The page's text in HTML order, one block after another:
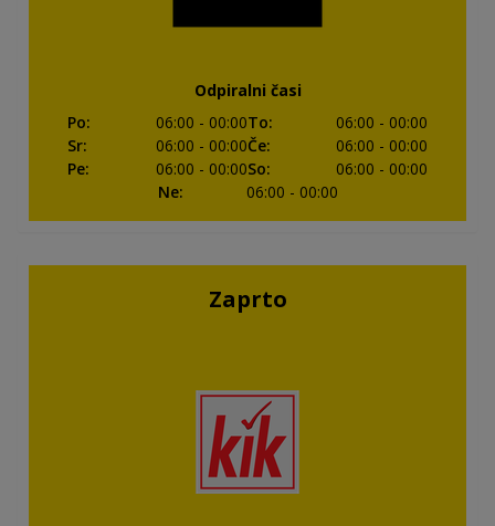
Odpiralni časi
Po: 06:00 - 00:00To: 06:00 - 00:00
Sr: 06:00 - 00:00Če: 06:00 - 00:00
Pe: 06:00 - 00:00So: 06:00 - 00:00
Ne: 06:00 - 00:00
Zaprto